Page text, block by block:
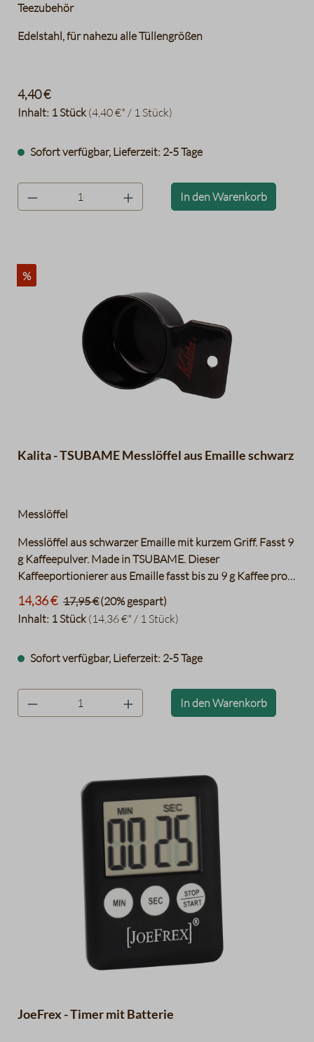
Teezubehör
Edelstahl, für nahezu alle Tüllengrößen
Inhalt: 1 Stück(4,40 €* / 1 Stück)
4,40 €
Sofort verfügbar, Lieferzeit: 2-5 Tage
product.quantityLabel In den Warenkorb
%
Kalita - TSUBAME Messlöffel aus Emaille schwarz
Messlöffel
Messlöffel aus schwarzer Emaille mit kurzem Griff. Fasst 9
g Kaffeepulver. Made in TSUBAME. Dieser
Kaffeeportionierer aus Emaille fasst bis zu 9 g Kaffee pro
Löffel. Das Lot hat einen kurzen Griff mit einem Loch am
Ende. Das erlaubt es einen Schlüsselanhänger oder
Karabiner daran zu befestigen und so den
festzumachen. Hergestellt in der Stadt Tsubame in der
qualitative metallverarbeitende Industrie. “Made in
Tsubame“ steht für Qualität.
Inhalt: 1 Stück(14,36 €* / 1 Stück)
14,36 € 17,95 €(20% gespart)
Sofort verfügbar, Lieferzeit: 2-5 Tage
product.quantityLabel In den Warenkorb
JoeFrex - Timer mit Batterie